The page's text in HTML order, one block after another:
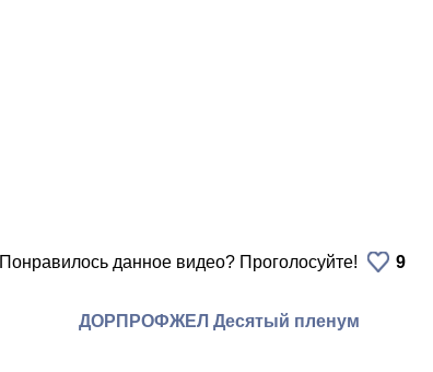
Понравилось данное видео? Проголосуйте! 9
ДОРПРОФЖЕЛ Десятый пленум